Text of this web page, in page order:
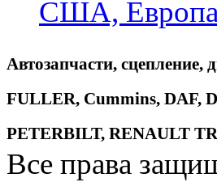
США, Европа
Автозапчасти, сцепление,
FULLER, Cummins, DAF,
PETERBILT, RENAULT
Все права